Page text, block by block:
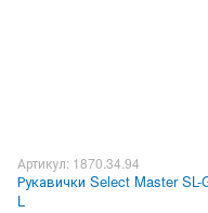
Артикул: 1870.34.94
Рукавички Select Master SL-
L